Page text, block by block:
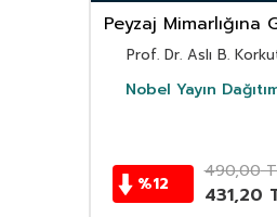
Peyzaj Mimarlığına
Prof. Dr. Aslı B.
Nobel Yayın
%12
490,00
431,20